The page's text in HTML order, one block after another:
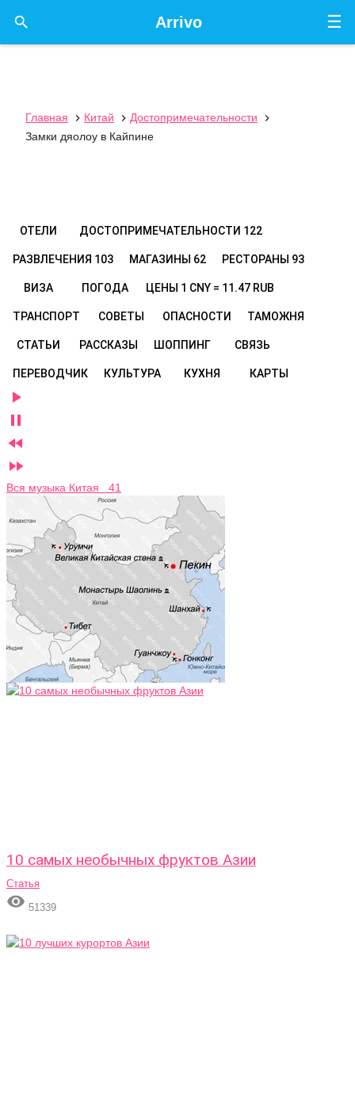
☰
Arrivo

Главная  Китай  Достопримечательности

Замки дяолоу в Кайпине
ОТЕЛИ ДОСТОПРИМЕЧАТЕЛЬНОСТИ 122
РАЗВЛЕЧЕНИЯ 103 МАГАЗИНЫ 62 РЕСТОРАНЫ 93
ВИЗА ПОГОДА ЦЕНЫ 1 CNY = 11.47 RUB
ТРАНСПОРТ СОВЕТЫ ОПАСНОСТИ ТАМОЖНЯ
СТАТЬИ РАССКАЗЫ ШОППИНГ СВЯЗЬ
ПЕРЕВОДЧИК КУЛЬТУРА КУХНЯ КАРТЫ




Вся музыка Китая 41
10 самых необычных фруктов Азии
Статья
 51339